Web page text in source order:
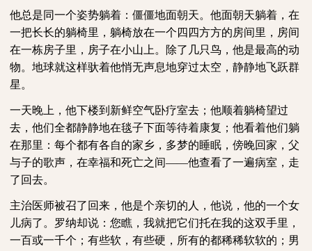
他总是同一个姿势躺着：僵僵地面朝天。他面朝天躺着，在
一把长长的躺椅里，躺椅放在一个四四方方的房间里，房间
在一栋房子里，房子在小山上。除了几只鸟，他是最高的动
物。地球就这样驮着他悄无声息地穿过太空，静静地飞跃群
星。
一天晚上，他下楼到新鲜空气卧疗室去；他顺着躺椅望过
去，他们全都静静地在毯子下面等待着康复；他看着他们躺
在那里：每个都有各自的家乡，多梦的睡眠，傍晚回家，父
与子的歌声，在幸福和死亡之间——他查看了一遍病室，走
了回去。
主治医师被召了回来，他是个亲切的人，他说，他的一个女
儿病了。罗纳却说：您瞧，我就把它们托在我的这双手里，
一百或一千个；有些软，有些硬，所有的都稀稀软软的；男